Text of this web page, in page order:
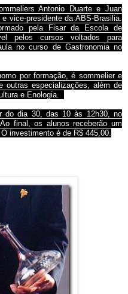
Antonio Duarte e Juan
vice-presidente da ABS-Brasilia.
pela Fisar da Escola de
pelos cursos voltados para
no curso de Gastronomia no
por formação, é sommelier e
outras especializações, além de
e Enologia.
do dia 30, das 10 às 12h30, no
final, os alunos receberão um
investimento é de R$ 445,00.